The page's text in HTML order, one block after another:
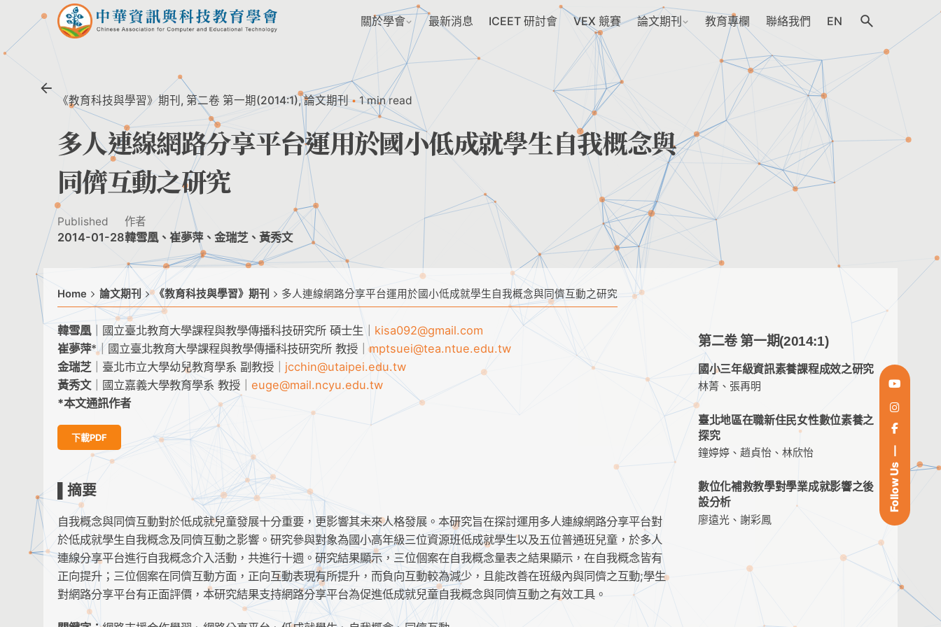
Follow Us
content
關於學會 最新消息 ICEET 研討會 VEX 競賽 論文期刊 教育專欄 聯絡我們 EN
《教育科技與學習》期刊 第二卷 第一期(2014:1) 論文期刊 1 min read
多人連線網路分享平台運用於國小低成就學生自我概念與
同儕互動之研究
Published
2014-01-28
作者
韓雪凰、崔夢萍、金瑞芝、黃秀文
Home 論文期刊 《教育科技與學習》期刊 多人連線網路分享平台運用於國小低成就學生自我概念與同儕互動之研究
韓雪凰｜國立臺北教育大學課程與教學傳播科技研究所 碩士生｜ kisa092@gmail.com
崔夢萍*｜國立臺北教育大學課程與教學傳播科技研究所 教授｜mptsuei@tea.ntue.edu.tw
金瑞芝｜臺北市立大學幼兒教育學系 副教授｜ jcchin@utaipei.edu.tw
黃秀文｜國立嘉義大學教育學系 教授｜ euge@mail.ncyu.edu.tw
*本文通訊作者
下載PDF
▌摘要
自我概念與同儕互動對於低成就兒童發展十分重要，更影響其未來人格發展。本研究旨在探討運用多人連線網路分享平台對
於低成就學生自我概念及同儕互動之影響。研究參與對象為國小高年級三位資源班低成就學生以及五位普通班兒童，於多人
連線分享平台進行自我概念介入活動，共進行十週。研究結果顯示，三位個案在自我概念量表之結果顯示，在自我概念皆有
正向提升；三位個案在同儕互動方面，正向互動表現有所提升，而負向互動較為減少，且能改善在班級內與同儕之互動;學生
對網路分享平台有正面評價，本研究結果支持網路分享平台為促進低成就兒童自我概念與同儕互動之有效工具。
第二卷 第一期(2014:1)
國小三年級資訊素養課程成效之研究
林菁、張再明
臺北地區在職新住民女性數位素養之
探究
鐘婷婷、趙貞怡、林欣怡
數位化補救教學對學業成就影響之後
設分析
廖遠光、謝彩鳳